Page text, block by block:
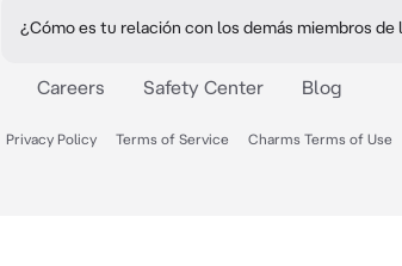
¿Cómo es tu relación con los demás miembros de
Careers Safety Center Blog
Privacy Policy Terms of Service Charms Terms of Use